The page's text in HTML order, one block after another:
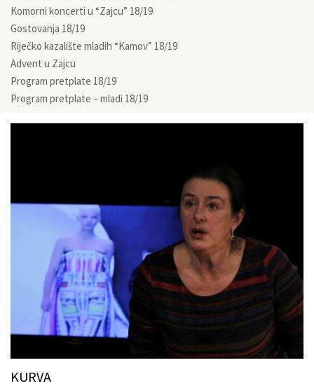
Komorni koncerti u “Zajcu” 18/19
Gostovanja 18/19
Riječko kazalište mladih “Kamov” 18/19
Advent u Zajcu
Program pretplate 18/19
Program pretplate – mladi 18/19
KURVA